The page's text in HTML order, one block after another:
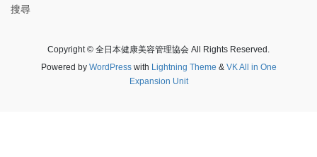
搜尋
Copyright © 全日本健康美容管理協会 All Rights Reserved.
Powered by WordPresswith Lightning Theme & VK All in One
Expansion Unit